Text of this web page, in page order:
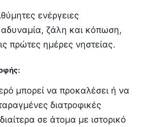
ενέργειες
ζάλη και κόπωση,
πρώτες ημέρες νηστείας.
μπορεί να προκαλέσει ή να
διατροφικές
σε άτομα με ιστορικό